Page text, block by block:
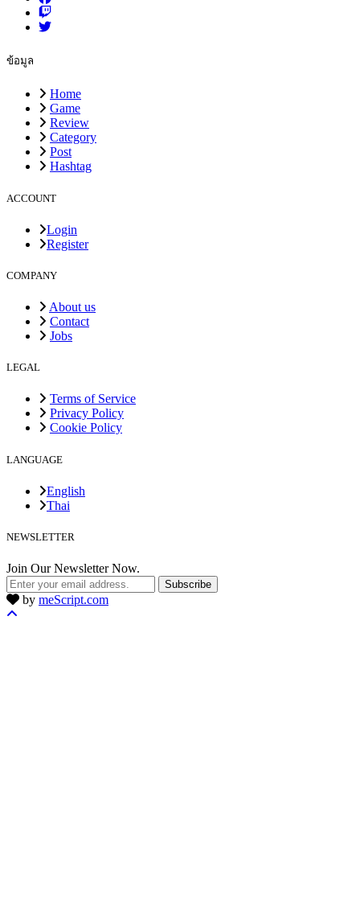
ข้อมูล
Home
Game
Review
Category
Post
Hashtag
ACCOUNT
Login
Register
COMPANY
About us
Contact
Jobs
LEGAL
Terms of Service
Privacy Policy
Cookie Policy
LANGUAGE
English
Thai
NEWSLETTER
Join Our Newsletter Now.
Subscribe
by meScript.com